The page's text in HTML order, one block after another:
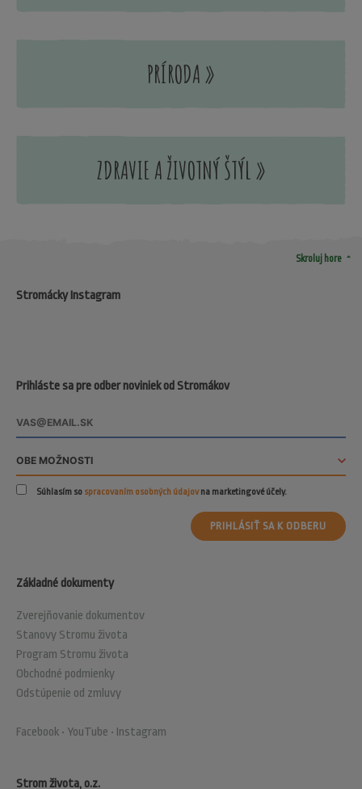
PRÍRODA »
ZDRAVIE A ŽIVOTNÝ ŠTÝL »
Skroluj hore arrow_drop_up
Strom života, o.z.
Základné dokumenty
Zverejňovanie dokumentov
Stanovy Stromu života
Program Stromu života
Obchodné podmienky
Odstúpenie od zmluvy
Facebook • YouTube • Instagram
Prihláste sa pre odber noviniek od Stromákov
Súhlasím so spracovaním osobných údajovna marketingové účely.
PRIHLÁSIŤ SA K ODBERU
Stromácky Instagram